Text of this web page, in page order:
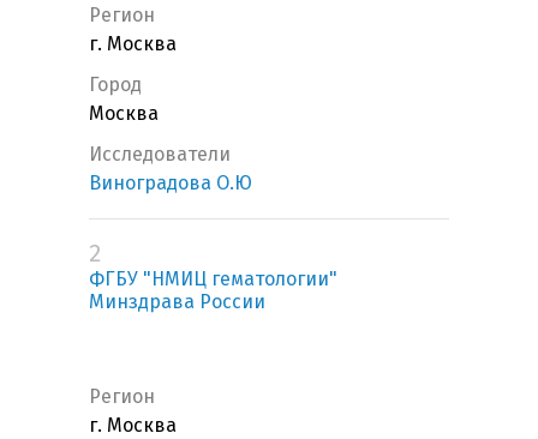
Регион
г. Москва
Город
Москва
Исследователи
Виноградова О.Ю
2
ФГБУ "НМИЦ гематологии"
Минздрава России
Регион
г. Москва